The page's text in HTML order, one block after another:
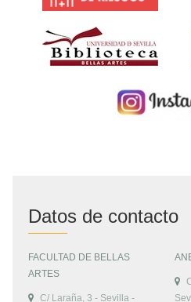
Datos de contacto
FACULTAD DE BELLAS
ARTES
C/ Laraña, 3 - Sevilla -